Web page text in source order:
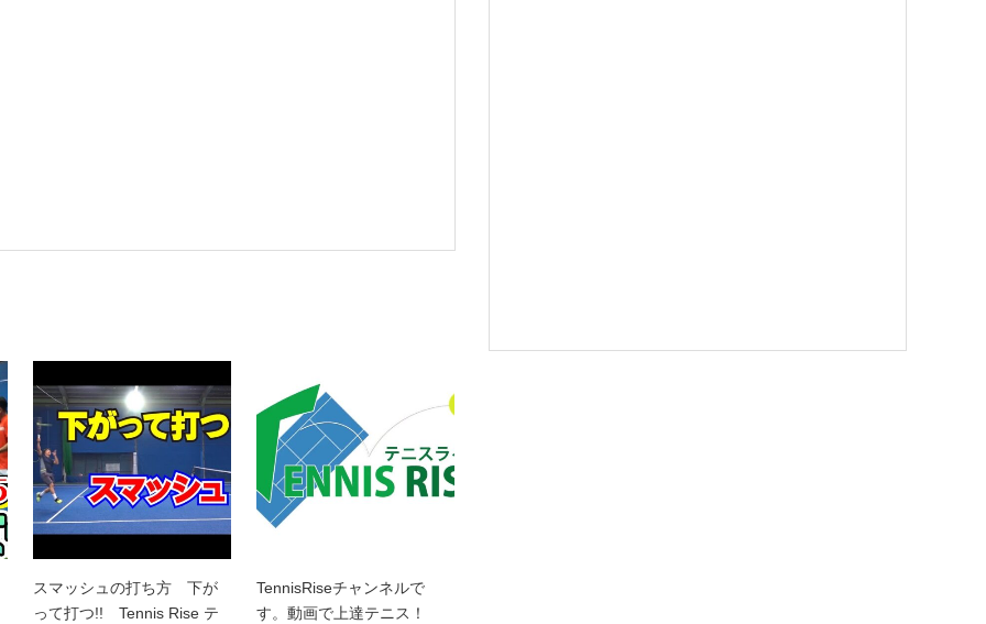
スマッシュの打ち方 下が
って打つ!! Tennis Rise テ
TennisRiseチャンネルで
す。動画で上達テニス！